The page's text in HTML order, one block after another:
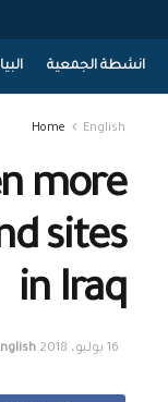
انشطة الجمعية
Home English
more
sites
in Iraq
16 يوليو، 2018